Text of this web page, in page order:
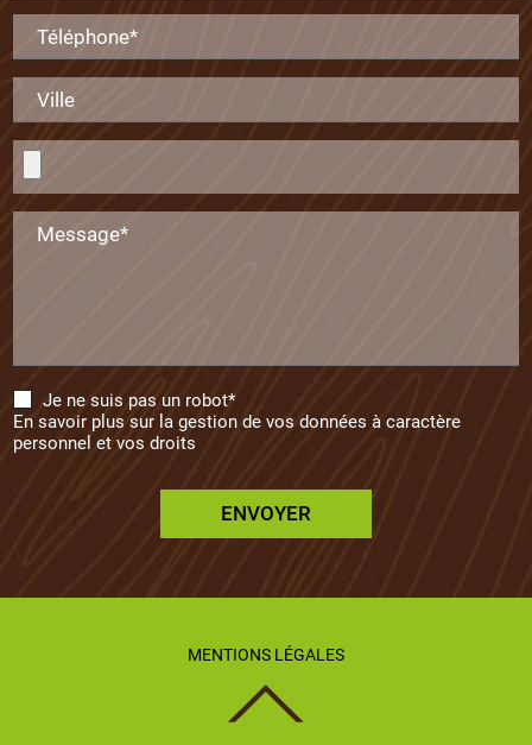
Téléphone*
Ville
Message*
Je ne suis pas un robot*
En savoir plus sur la gestion de vos données à caractère
personnel et vos droits
ENVOYER
MENTIONS LÉGALES